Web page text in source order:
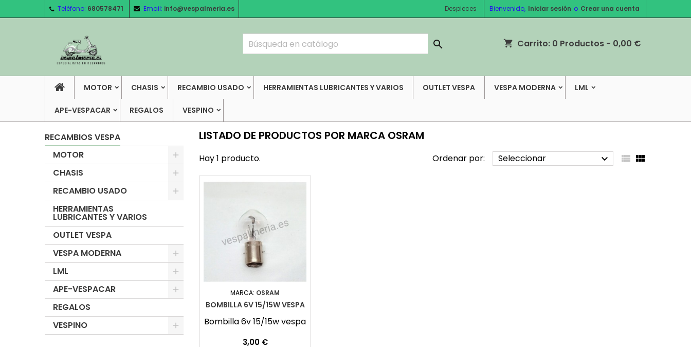
Teléfono: 680578471 Email: info@vespalmeria.es Bienvenido, Iniciar sesión o Crear una cuenta
Despieces
shopping_cart Carrito: 0 Productos - 0,00 €

MOTOR CHASIS RECAMBIO USADO HERRAMIENTAS LUBRICANTES Y VARIOS OUTLET VESPA VESPA MODERNA LML
APE-VESPACAR REGALOS VESPINO
RECAMBIOS VESPA
MOTOR
CHASIS
RECAMBIO USADO
HERRAMIENTAS
LUBRICANTES Y VARIOS
OUTLET VESPA
VESPA MODERNA
LML
APE-VESPACAR
REGALOS
VESPINO
LISTADO DE PRODUCTOS POR MARCA OSRAM
Hay 1 producto. Ordenar por: Seleccionar   
MARCA: OSRAM
BOMBILLA 6V 15/15W VESPA
Bombilla 6v 15/15w vespa
Precio
3,00 €